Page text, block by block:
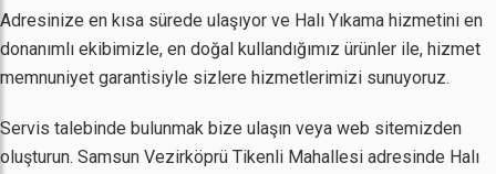
Adresinize en kısa sürede ulaşıyor ve Halı Yıkama hizmetini en
donanımlı ekibimizle, en doğal kullandığımız ürünler ile, hizmet
memnuniyet garantisiyle sizlere hizmetlerimizi sunuyoruz.
Servis talebinde bulunmak bize ulaşın veya web sitemizden
oluşturun. Samsun Vezirköprü Tikenli Mahallesi adresinde Halı